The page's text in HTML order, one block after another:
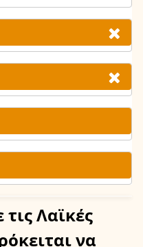
τις Λαϊκές
να